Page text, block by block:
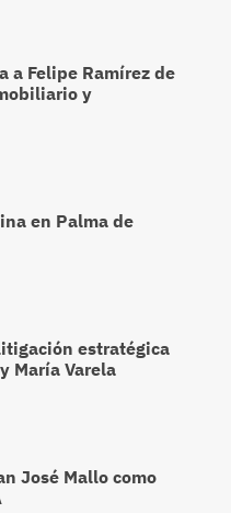
a Felipe Ramírez de
y
en Palma de
estratégica
María Varela
José Mallo como